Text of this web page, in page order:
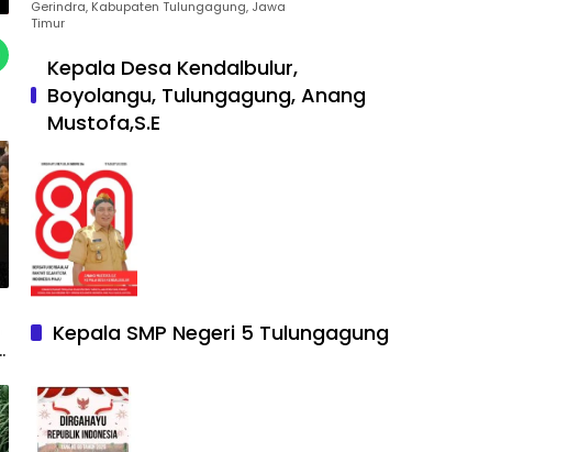
Gerindra, Kabupaten Tulungagung, Jawa
Timur
Kepala Desa Kendalbulur,
Boyolangu, Tulungagung, Anang
Mustofa,S.E
Kepala SMP Negeri 5 Tulungagung